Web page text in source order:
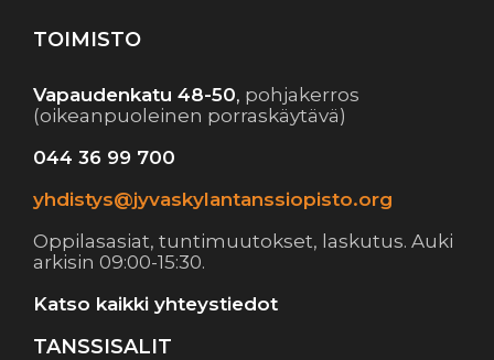
TOIMISTO
Vapaudenkatu 48-50, pohjakerros
(oikeanpuoleinen porraskäytävä)
044 36 99 700
yhdistys@jyvaskylantanssiopisto.org
Oppilasasiat, tuntimuutokset, laskutus. Auki
arkisin 09:00-15:30.
Katso kaikki yhteystiedot
TANSSISALIT